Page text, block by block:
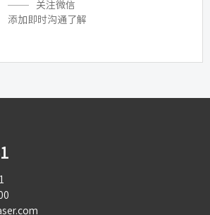
关注微信
添加即时沟通了解